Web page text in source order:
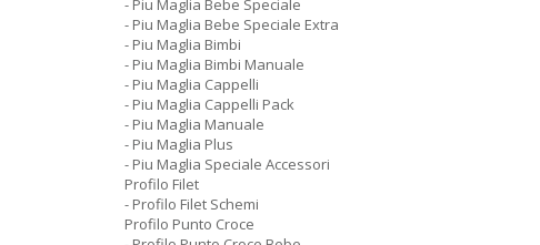
- Piu Maglia Bebe Speciale
- Piu Maglia Bebe Speciale Extra
- Piu Maglia Bimbi
- Piu Maglia Bimbi Manuale
- Piu Maglia Cappelli
- Piu Maglia Cappelli Pack
- Piu Maglia Manuale
- Piu Maglia Plus
- Piu Maglia Speciale Accessori
Profilo Filet
- Profilo Filet Schemi
Profilo Punto Croce